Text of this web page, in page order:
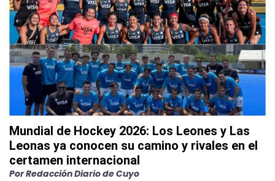
Mundial de Hockey 2026: Los Leones y Las
Leonas ya conocen su camino y rivales en el
certamen internacional
PorRedacción Diario de Cuyo